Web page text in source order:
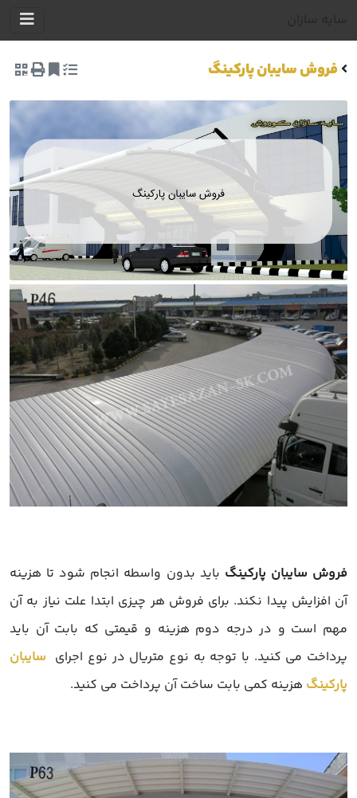
سازان
فروش سایبان پارکینگ
سایبان پارکینگباید بدون واسطه انجام شود تا هزینه
افزایش پیدا نکند. برای فروش هر چیزی ابتدا علت نیاز به آن
است و در درجه دوم هزینه و قیمتی که بابت آن باید
می کنید. با توجه به نوع متریال در نوع اجرایسایبان
هزینه کمی بابت ساخت آن پرداخت می کنید.